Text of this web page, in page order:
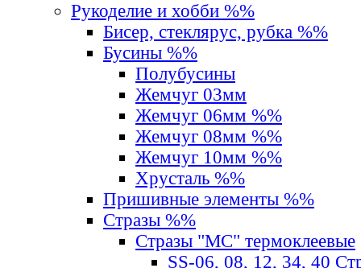
Рукоделие и хобби %%
Бисер, стеклярус, рубка %%
Бусины %%
Полубусины
Жемчуг 03мм
Жемчуг 06мм %%
Жемчуг 08мм %%
Жемчуг 10мм %%
Хрусталь %%
Пришивные элементы %%
Стразы %%
Стразы "MС" термоклеевые
SS-06, 08, 12, 34, 40